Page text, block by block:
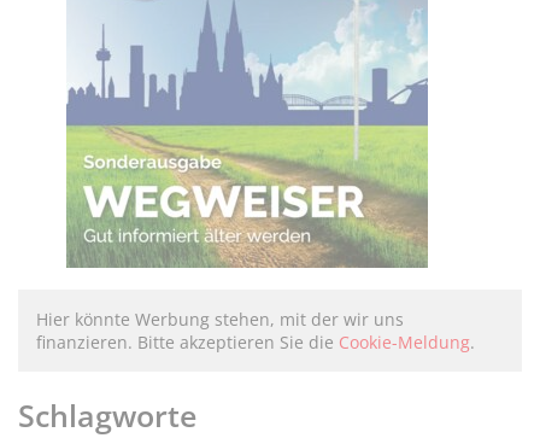
Hier könnte Werbung stehen, mit der wir uns
finanzieren. Bitte akzeptieren Sie die Cookie-Meldung.
Schlagworte